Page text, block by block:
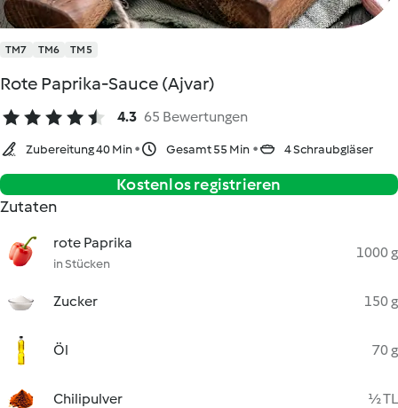
TM7 TM6 TM5
Rote Paprika-Sauce (Ajvar)
4.3 65 Bewertungen
Zubereitung 40 Min Gesamt 55 Min 4 Schraubgläser
Kostenlos registrieren
Zutaten
rote Paprika
in Stücken
1000 g
Zucker 150 g
Öl 70 g
Chilipulver ½ TL